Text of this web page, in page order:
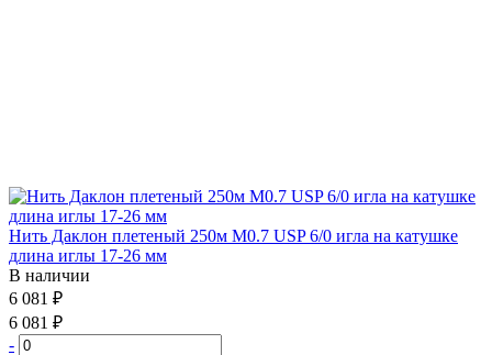
Нить Даклон плетеный 250м М0.7 USP 6/0 игла на катушке
длина иглы 17-26 мм
В наличии
6 081 ₽
6 081 ₽
-